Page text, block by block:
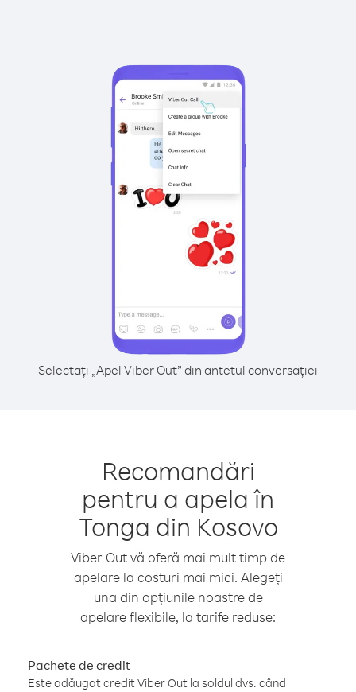
Selectați „Apel Viber Out” din antetul conversației
Recomandări
pentru a apela în
Tonga din Kosovo
Viber Out vă oferă mai mult timp de
apelare la costuri mai mici. Alegeți
una din opțiunile noastre de
apelare flexibile, la tarife reduse:
Pachete de credit
Este adăugat credit Viber Out la soldul dvs. când